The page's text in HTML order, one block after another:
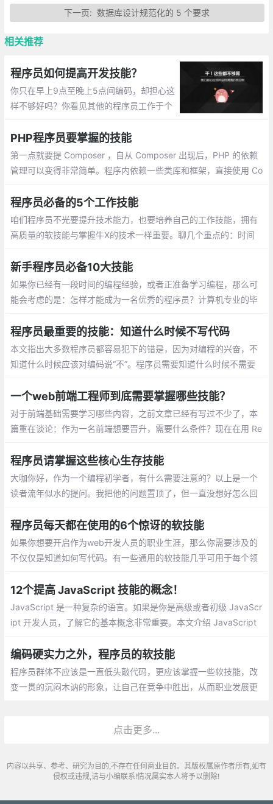
下一页:数据库设计规范化的 5 个要求
相关推荐
程序员如何提高开发技能？
你只在早上9点至晚上5点间编码，却担心这
样不够好吗？你看见其他的程序员工作于个
费所有的业余时间编写软件了吗？你可能会
认为只在自己的工作时间编码
PHP程序员要掌握的技能
第一点就要提 Composer ，自从 Composer 出现后，PHP 的依赖
管理可以变得非常简单。程序内依赖一些类库和框架，直接使用 Co
程序员必备的5个工作技能
咱们程序员不光要提升技术能力，也要培养自己的工作技能，拥有
高质量的软技能与掌握牛X的技术一样重要。聊几个重点的：时间
新手程序员必备10大技能
如果你已经有一段时间的编程经验，或者正准备学习编程，那么可
能会考虑的是：怎样才能成为一名优秀的程序员？计算机专业的毕
员有哪些期望？
程序员最重要的技能：知道什么时候不写代码
本文指出大多数程序员都容易犯下的错是，因为对编程的兴奋，不
知道什么时候应该对编码说“不”。程序员需要知道什么时候不需要
易，并使软件寿命更持久
一个web前端工程师到底需要掌握哪些技能？
对于前端基础需要学习哪些内容，之前文章已经有写过不少了，本
篇重在谈论：作为一名前端想要晋升，需要什么条件？现在在用 Re
程序员请掌握这些核心生存技能
大咖你好，作为一个编程初学者，有什么需要注意的？以上是一个
读者流年似水的提问。我把他的问题置顶了，但一直没想好怎么回
给我发了一条微信：
程序员每天都在使用的6个惊讶的软技能
如果你想要开启作为web开发人员的职业生涯，那么你需要涉及的
不仅仅是知道如何写代码。有一些通用的软技能几乎可用于每个领
12个提高 JavaScript 技能的概念！
JavaScript 是一种复杂的语言。如果是你是高级或者初级 JavaScr
ipt 开发人员，了解它的基本概念非常重要。本文介绍 JavaScript
编码硬实力之外，程序员的软技能
程序员群体不应该是一直低头敲代码，更应该掌握一些软技能，改
变一贯的沉闷木讷的形象，让自己在竞争中胜出，从而职业发展更
点击更多...
内容以共享、参考、研究为目的,不存在任何商业目的。其版权属原作者所有,如有
侵权或违规,请与小编联系!情况属实本人将予以删除!